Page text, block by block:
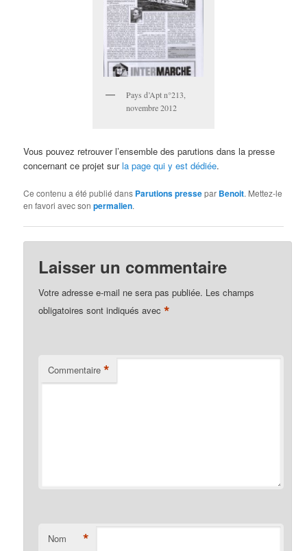
Pays d’Apt n°213,
novembre 2012
Vous pouvez retrouver l’ensemble des parutions dans la presse
concernant ce projet surla page qui y est dédiée.
Ce contenu a été publié dans Parutions pressepar Benoit. Mettez-le
en favori avec sonpermalien.
Laisser un commentaire
Votre adresse e-mail ne sera pas publiée. Les champs
obligatoires sont indiqués avec*
Commentaire *
Nom *